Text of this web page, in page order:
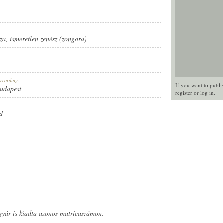
If you want to
register or log in.
, ismeretlen zenész (zongora)
is kiadta azonos matricaszámon.